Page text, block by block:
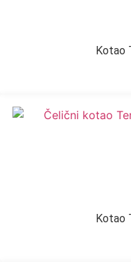
Kotao
Kotao